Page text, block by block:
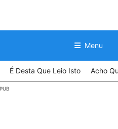
Menu
É Desta Que Leio Isto Acho